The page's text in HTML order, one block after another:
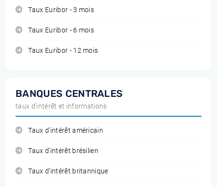
Taux Euribor - 3 mois
Taux Euribor - 6 mois
Taux Euribor - 12 mois
BANQUES CENTRALES
taux d'intérêt et informations
Taux d'intérêt américain
Taux d'intérêt brésilien
Taux d'intérêt britannique